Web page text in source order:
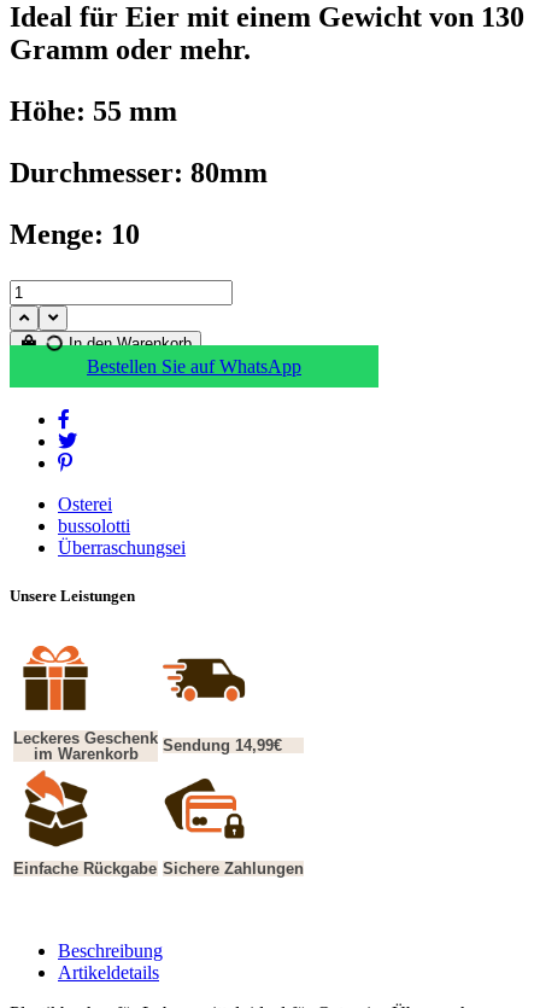
Ideal für Eier mit einem Gewicht von 130
Gramm oder mehr.
Höhe: 55 mm
Durchmesser: 80mm
Menge: 10
In den Warenkorb
Bestellen Sie auf WhatsApp
Osterei
bussolotti
Überraschungsei
Unsere Leistungen
Leckeres Geschenk
im Warenkorb
Sendung 14,99€
Einfache Rückgabe Sichere Zahlungen
Beschreibung
Artikeldetails